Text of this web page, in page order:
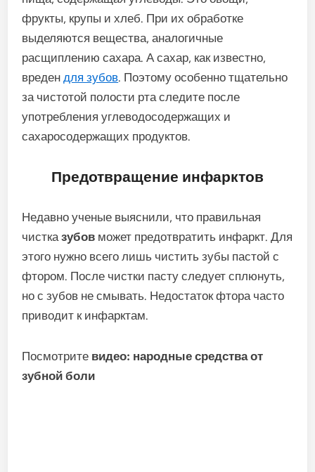
фрукты, крупы и хлеб. При их обработке
выделяются вещества, аналогичные
расщиплению сахара. А сахар, как известно,
вреден для зубов. Поэтому особенно тщательно
за чистотой полости рта следите после
употребления углеводосодержащих и
сахаросодержащих продуктов.
Предотвращение инфарктов
Недавно ученые выяснили, что правильная
чистказубов может предотвратить инфаркт. Для
этого нужно всего лишь чистить зубы пастой с
фтором. После чистки пасту следует сплюнуть,
но с зубов не смывать. Недостаток фтора часто
приводит к инфарктам.
Посмотрите видео: народные средства от
зубной боли